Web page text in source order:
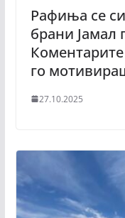
Рафиња се
брани Јамал
го
27.10.2025